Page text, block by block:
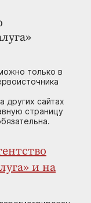
только в
других сайтах
страницу
и на